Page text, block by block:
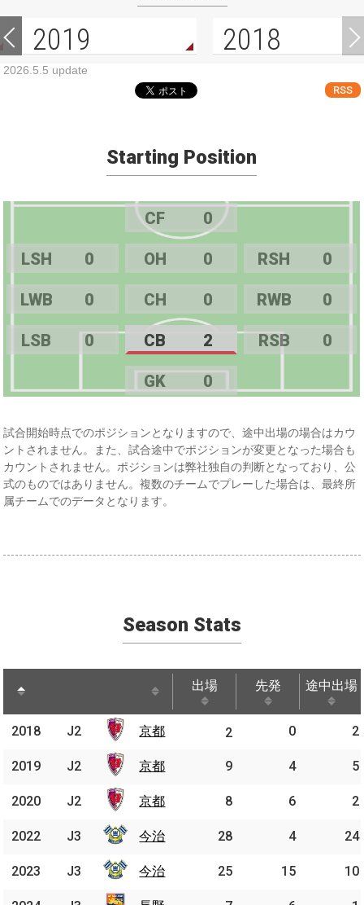
2019 2018
2026.5.5 update
RSS
Starting Position
CF 0
LSH 0 OH 0 RSH 0
LWB 0 CH 0 RWB 0
LSB 0 CB 2 RSB 0
GK 0
試合開始時点でのポジションとなりますので、途中出場の場合はカウ
ントされません。また、試合途中でポジションが変更となった場合も
カウントされません。ポジションは弊社独自の判断となっており、公
式のものではありません。複数のチームでプレーした場合は、最終所
属チームでのデータとなります。
Season Stats
出場 先発 途中出場
途中出場
2018 京都 2 0 2
2019 京都 9 4 5
2020 京都 8 6 2
2022 今治 28 4 24
2023 今治 25 15 10
2018 J2 京都
2019 J2 京都
2020 J2 京都
2022 J3 今治
2023 J3 今治